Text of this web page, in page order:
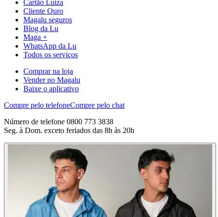
Cartão Luiza
Cliente Ouro
Magalu seguros
Blog da Lu
Maga +
WhatsApp da Lu
Todos os serviços
Comprar na loja
Vender no Magalu
Baixe o aplicativo
Compre pelo telefoneCompre pelo chat
Número de telefone 0800 773 3838
Seg. à Dom. exceto feriados das 8h às 20h